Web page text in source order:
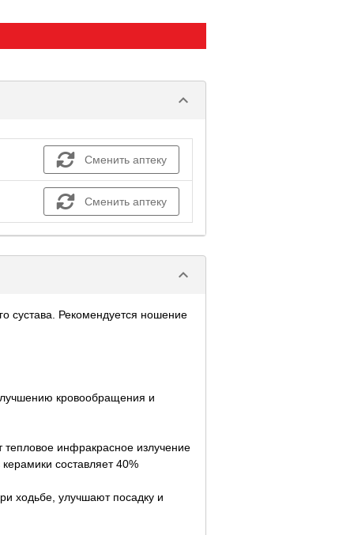
keyboard_arrow_down
Сменить аптеку
Сменить аптеку
keyboard_arrow_down
сустава. Рекомендуется ношение
кровообращения и
инфракрасное излучение
составляет 40%
ходьбе, улучшают посадку и